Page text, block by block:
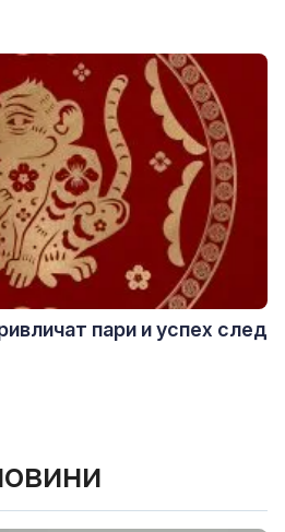
пари и успех след